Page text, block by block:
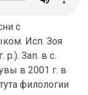
с
Исп. Зоя
Зап. в с.
в 2001 г. в
филологии